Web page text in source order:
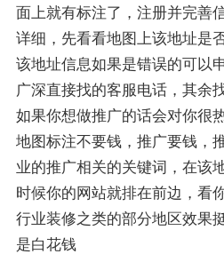
面上就有标注了，注册并完善
详细，先看看地图上该地址是
该地址信息如果是错误的可以
广深直接找的客服电话，其余
如果你想做推广的话会对你很
地图标注不要钱，推广要钱，
业的推广相关的关键词，在该
时候你的网站就排在前边，看
行业装修之类的部分地区效果
是白花钱